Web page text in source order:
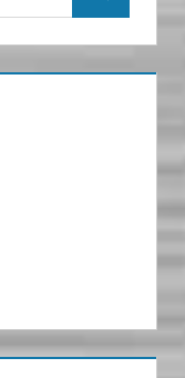
Suchen